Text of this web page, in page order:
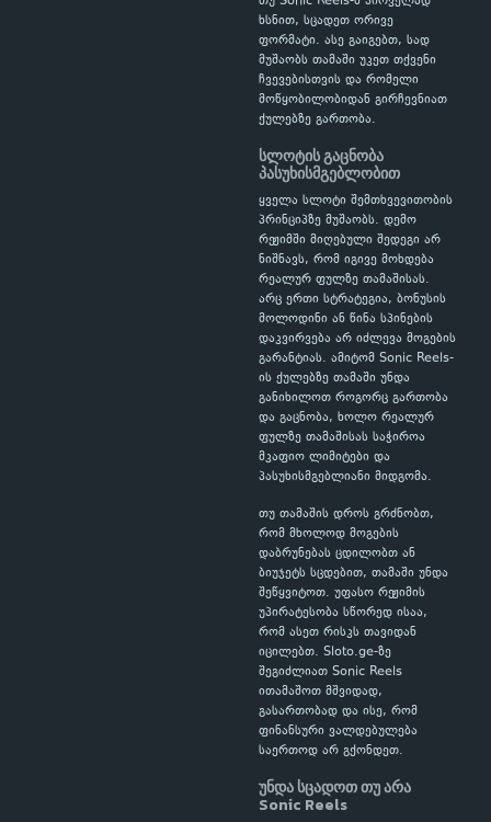
ხსნით, სცადეთ ორივე
ფორმატი. ასე გაიგებთ, სად
მუშაობს თამაში უკეთ თქვენი
ჩვევებისთვის და რომელი
მოწყობილობიდან გირჩევნიათ
ქულებზე გართობა.
სლოტის გაცნობა
პასუხისმგებლობით
ყველა სლოტი შემთხვევითობის
პრინციპზე მუშაობს. დემო
რეჟიმში მიღებული შედეგი არ
ნიშნავს, რომ იგივე მოხდება
რეალურ ფულზე თამაშისას.
არც ერთი სტრატეგია, ბონუსის
მოლოდინი ან წინა სპინების
დაკვირვება არ იძლევა მოგების
გარანტიას. ამიტომ Sonic Reels-
ის ქულებზე თამაში უნდა
განიხილოთ როგორც გართობა
და გაცნობა, ხოლო რეალურ
ფულზე თამაშისას საჭიროა
მკაფიო ლიმიტები და
პასუხისმგებლიანი მიდგომა.
თუ თამაშის დროს გრძნობთ,
რომ მხოლოდ მოგების
დაბრუნებას ცდილობთ ან
ბიუჯეტს სცდებით, თამაში უნდა
შეწყვიტოთ. უფასო რეჟიმის
უპირატესობა სწორედ ისაა,
რომ ასეთ რისკს თავიდან
იცილებთ. Sloto.ge-ზე
შეგიძლიათ Sonic Reels
ითამაშოთ მშვიდად,
გასართობად და ისე, რომ
ფინანსური ვალდებულება
საერთოდ არ გქონდეთ.
უნდა სცადოთ თუ არა
Sonic Reels